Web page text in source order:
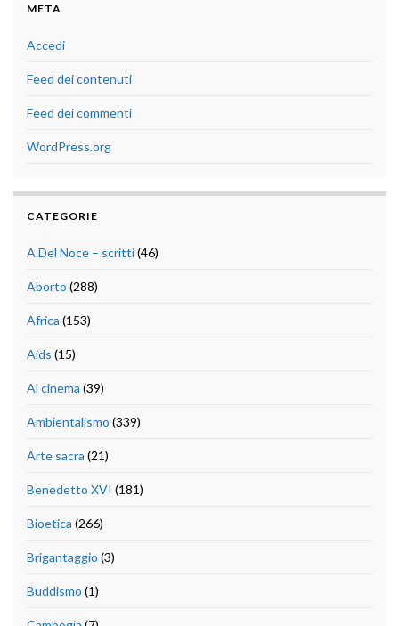
META
Accedi
Feed dei contenuti
Feed dei commenti
WordPress.org
CATEGORIE
A.Del Noce – scritti(46)
Aborto (288)
Africa (153)
Aids (15)
Al cinema (39)
Ambientalismo (339)
Arte sacra (21)
Benedetto XVI (181)
Bioetica (266)
Brigantaggio (3)
Buddismo (1)